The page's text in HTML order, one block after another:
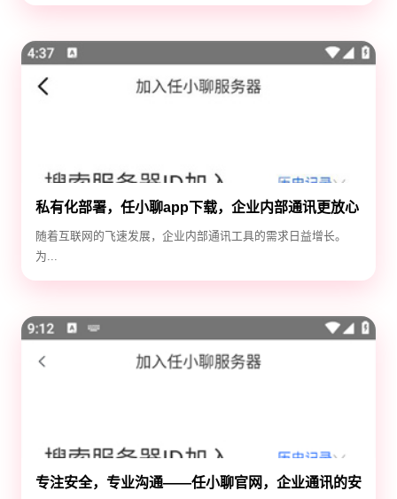
私有化部署，任小聊app下载，企业内部通讯更放心
随着互联网的飞速发展，企业内部通讯工具的需求日益增长。
为...
专注安全，专业沟通——任小聊官网，企业通讯的安